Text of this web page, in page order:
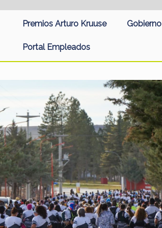
Premios Arturo Kruuse Gobierno
Portal Empleados